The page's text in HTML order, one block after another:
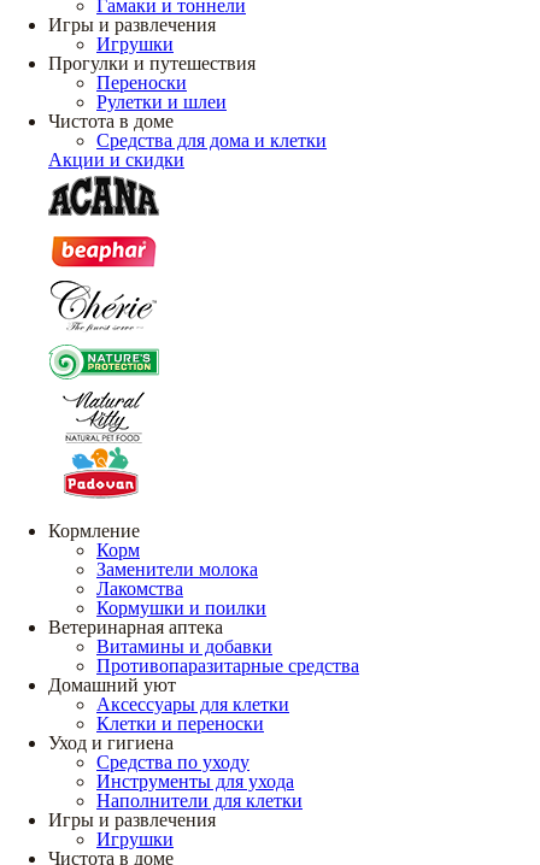
Гамаки и тоннели
Игры и развлечения
Игрушки
Прогулки и путешествия
Переноски
Рулетки и шлеи
Чистота в доме
Средства для дома и клетки
Акции и скидки
Кормление
Корм
Заменители молока
Лакомства
Кормушки и поилки
Ветеринарная аптека
Витамины и добавки
Противопаразитарные средства
Домашний уют
Аксессуары для клетки
Клетки и переноски
Уход и гигиена
Средства по уходу
Инструменты для ухода
Наполнители для клетки
Игры и развлечения
Игрушки
Чистота в доме